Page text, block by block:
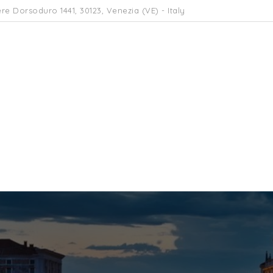
Dorsoduro 1441, 30123, Venezia (VE) - Italy